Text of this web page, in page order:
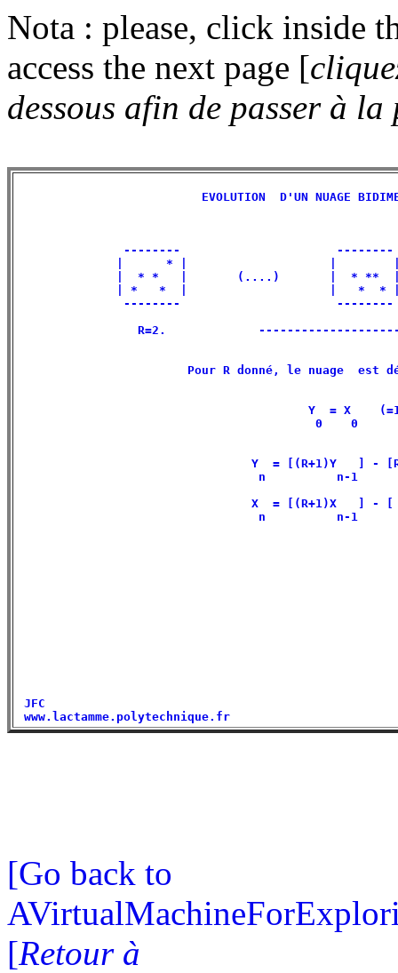
Nota : please, click inside
access the next page [
dessous afin de passer à la
EVOLUTION
--------
|      * |
|  * *   |       (....)
| *   *  |
--------
R=2.
Pour R donné,
[Go back to
[Retour à